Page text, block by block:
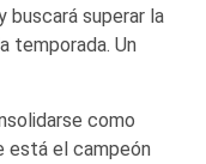
buscará superar la
temporada. Un
como
está el campeón